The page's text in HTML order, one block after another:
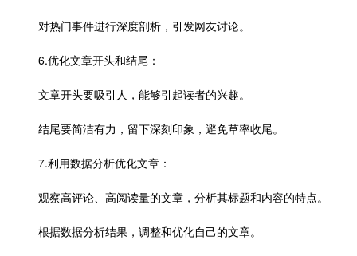
对热门事件进行深度剖析，引发网友讨论。
6.优化文章开头和结尾：
文章开头要吸引人，能够引起读者的兴趣。
结尾要简洁有力，留下深刻印象，避免草率收尾。
7.利用数据分析优化文章：
观察高评论、高阅读量的文章，分析其标题和内容的特点。
根据数据分析结果，调整和优化自己的文章。